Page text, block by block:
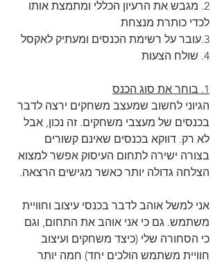
2. מגבש את הרעיון הכללי ומתמצת אותו
לכדי כותרת מנצחת
3.עובר על רשימת הכנסים ומעתיק לאקסל
4. שולח הצעות
1. בוחר את סוג הכנס
הגיוני לחשוב שמעצב משחקים ירצה לדבר
בכנסים של מעצבי משחקים. זה נכון, אבל
לא רק. דווקא בכנסים שאינם קשורים
בצורה ישירה לתחום העיסוק אפשר למצוא
הצלחה גדולה יותר כאשר מגישים הרצאה.
אני למשל אוהב לדבר בכנסי עיצוב וחוויית
משתמש. גם כי אני אוהב את התחום, וגם
כי הסחורה שלי (כיצד משחקים ועיצוב
חוויית משתמש הולכים יחד) חמה יותר